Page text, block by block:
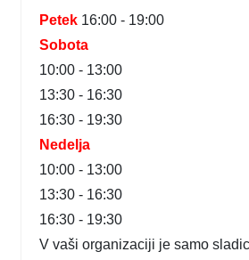
Petek 16:00 - 19:00
Sobota
10:00 - 13:00
13:30 - 16:30
16:30 - 19:30
Nedelja
10:00 - 13:00
13:30 - 16:30
16:30 - 19:30
V vaši organizaciji je samo